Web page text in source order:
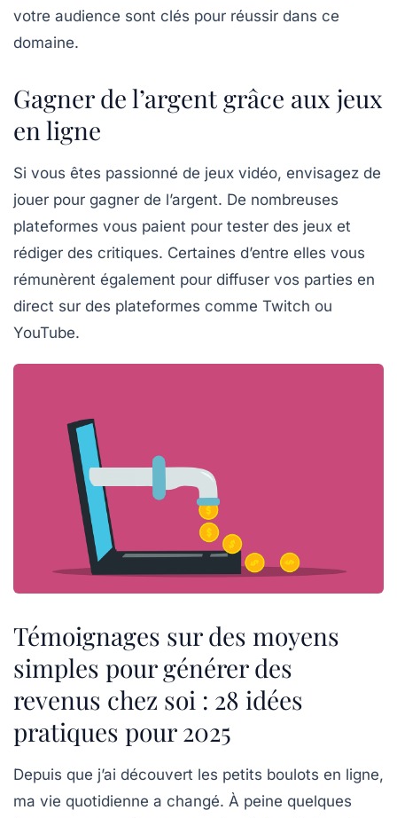
votre audience sont clés pour réussir dans ce
domaine.
Gagner de l’argent grâce aux jeux
en ligne
Si vous êtes passionné de jeux vidéo, envisagez de
jouer pour gagner de l’argent. De nombreuses
plateformes vous paient pour tester des jeux et
rédiger des critiques. Certaines d’entre elles vous
rémunèrent également pour diffuser vos parties en
direct sur des plateformes comme Twitch ou
YouTube.
Témoignages sur des moyens
simples pour générer des
revenus chez soi : 28 idées
pratiques pour 2025
Depuis que j’ai découvert les petits boulots en ligne,
ma vie quotidienne a changé. À peine quelques